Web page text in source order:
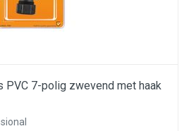
PVC 7-polig zwevend met haak